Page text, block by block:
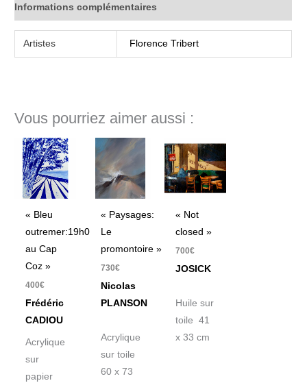
Informations complémentaires
Artistes Florence Tribert
Vous pourriez aimer aussi :
« Bleu
outremer:19h05
au Cap
Coz »
400€
Frédéric
CADIOU
Acrylique
sur
papier
« Paysages:
Le
promontoire »
730€
Nicolas
PLANSON
Acrylique
sur toile
60 x 73
« Not
closed »
700€
JOSICK
Huile sur
toile 41
x 33 cm